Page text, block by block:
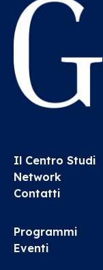
Il Centro Studi
Network
Contatti
Programmi
Eventi